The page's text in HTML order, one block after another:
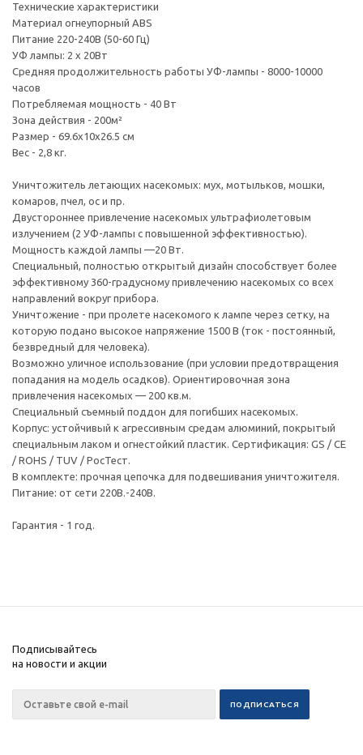
Технические характеристики
Материал огнеупорный ABS
Питание 220-240В (50-60 Гц)
УФ лампы: 2 x 20Вт
Средняя продолжительность работы УФ-лампы - 8000-10000
часов
Потребляемая мощность - 40 Вт
Зона действия - 200м²
Размер - 69.6х10х26.5 см
Вес - 2,8 кг.
Уничтожитель летающих насекомых: мух, мотыльков, мошки,
комаров, пчел, ос и пр.
Двустороннее привлечение насекомых ультрафиолетовым
излучением (2 УФ-лампы с повышенной эффективностью).
Мощность каждой лампы —20 Вт.
Специальный, полностью открытый дизайн способствует более
эффективному 360-градусному привлечению насекомых со всех
направлений вокруг прибора.
Уничтожение - при пролете насекомого к лампе через сетку, на
которую подано высокое напряжение 1500 В (ток - постоянный,
безвредный для человека).
Возможно уличное использование (при условии предотвращения
попадания на модель осадков). Ориентировочная зона
привлечения насекомых — 200 кв.м.
Специальный съемный поддон для погибших насекомых.
Корпус: устойчивый к агрессивным средам алюминий, покрытый
специальным лаком и огнестойкий пластик. Сертификация: GS / CE
/ ROHS / TUV / РосТест.
В комплекте: прочная цепочка для подвешивания уничтожителя.
Питание: от сети 220В.-240В.
Гарантия - 1 год.
Подписывайтесь
на новости и акции